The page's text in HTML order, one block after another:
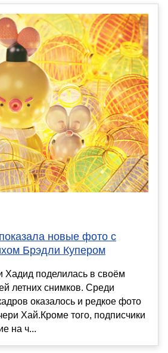
новые фото с
Брэдли Купером
Хадид поделилась в своём
летних снимков. Среди
оказалось и редкое фото
Хай.Кроме того, подписчики
на ч...